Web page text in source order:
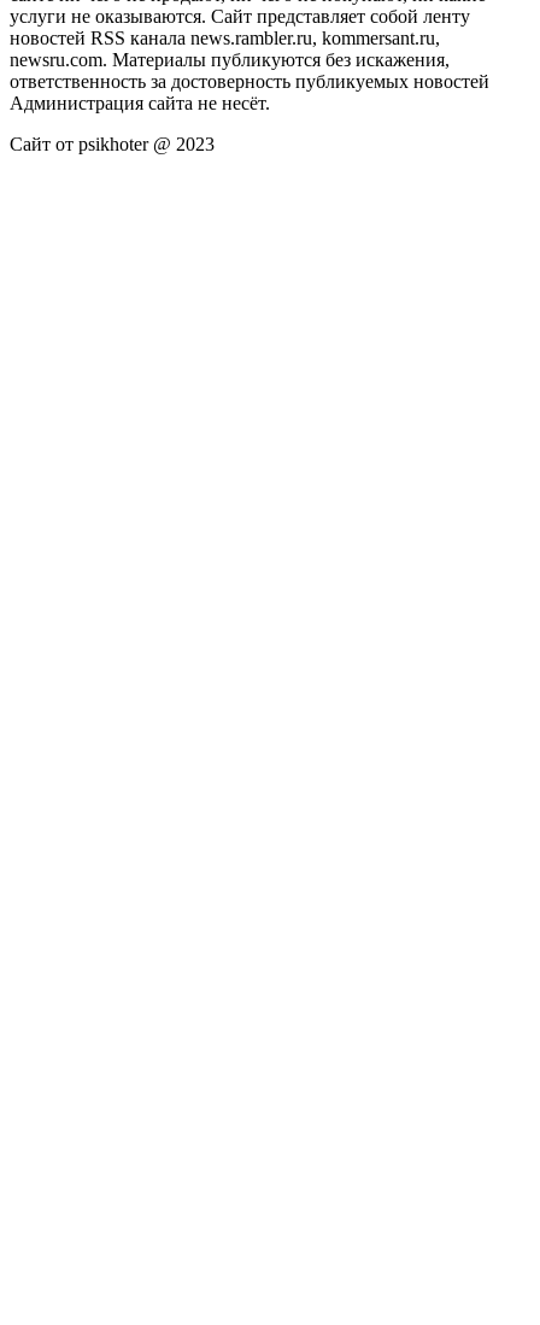
услуги не оказываются. Сайт представляет собой ленту
новостей RSS канала news.rambler.ru, kommersant.ru,
newsru.com. Материалы публикуются без искажения,
ответственность за достоверность публикуемых новостей
Администрация сайта не несёт.
Сайт от psikhoter @ 2023